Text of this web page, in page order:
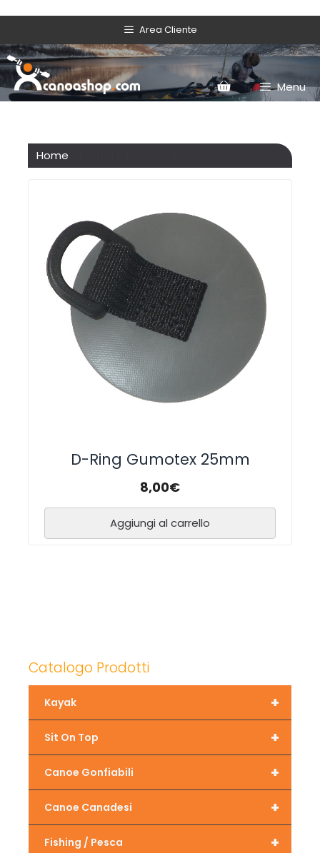
Area Cliente
Menu
Home
D-Ring Gumotex 25mm
8,00€
Aggiungi al carrello
Catalogo Prodotti
+
Kayak
+
Sit On Top
+
Canoe Gonfiabili
+
Canoe Canadesi
+
Fishing / Pesca